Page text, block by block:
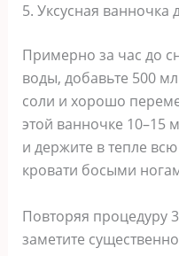
5. Уксусная ванночка
Примерно за час до
воды, добавьте 500
соли и хорошо
этой ванночке 10–15
и держите в тепле
кровати босыми
Повторяя процедуру
заметите